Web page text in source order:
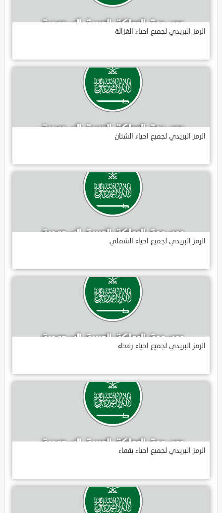
الرمز البريدي لجميع احياء الغزالة
الرمز البريدي لجميع احياء الشنان
الرمز البريدي لجميع احياء الشملي
الرمز البريدي لجميع احياء رفحاء
الرمز البريدي لجميع احياء بقعاء